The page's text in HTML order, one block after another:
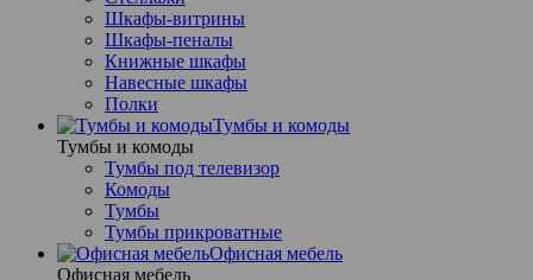
Шкафы-витрины
Шкафы-пеналы
Книжные шкафы
Навесные шкафы
Полки
Тумбы и комоды
Тумбы и комоды
Тумбы под телевизор
Комоды
Тумбы
Тумбы прикроватные
Офисная мебель
Офисная мебель